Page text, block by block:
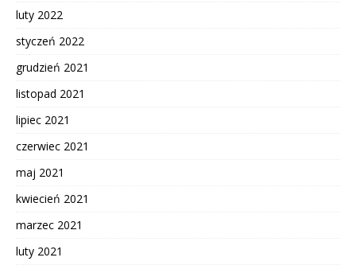
luty 2022
styczeń 2022
grudzień 2021
listopad 2021
lipiec 2021
czerwiec 2021
maj 2021
kwiecień 2021
marzec 2021
luty 2021